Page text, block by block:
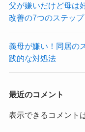
父が嫌いだけど母は
改善の7つのステップ
義母が嫌い！同居の
践的な対処法
最近のコメント
表示できるコメント